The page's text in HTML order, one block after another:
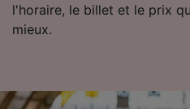
l'horaire, le billet et le prix
mieux.